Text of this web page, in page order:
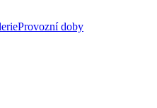
Provozní doby